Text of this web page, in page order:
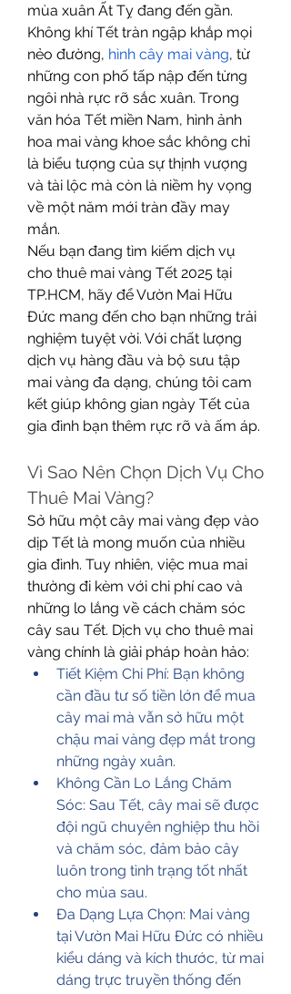
mùa xuân Ất Tỵ đang đến gần.
Không khí Tết tràn ngập khắp mọi
nẻo đường, hình cây mai vàng, từ
những con phố tấp nập đến từng
ngôi nhà rực rỡ sắc xuân. Trong
văn hóa Tết miền Nam, hình ảnh
hoa mai vàng khoe sắc không chỉ
là biểu tượng của sự thịnh vượng
và tài lộc mà còn là niềm hy vọng
về một năm mới tràn đầy may
mắn.
Nếu bạn đang tìm kiếm dịch vụ
cho thuê mai vàng Tết 2025 tại
TP.HCM, hãy để Vườn Mai Hữu
Đức mang đến cho bạn những trải
nghiệm tuyệt vời. Với chất lượng
dịch vụ hàng đầu và bộ sưu tập
mai vàng đa dạng, chúng tôi cam
kết giúp không gian ngày Tết của
gia đình bạn thêm rực rỡ và ấm áp.
Vì Sao Nên Chọn Dịch Vụ Cho
Thuê Mai Vàng?
Sở hữu một cây mai vàng đẹp vào
dịp Tết là mong muốn của nhiều
gia đình. Tuy nhiên, việc mua mai
thường đi kèm với chi phí cao và
những lo lắng về cách chăm sóc
cây sau Tết. Dịch vụ cho thuê mai
vàng chính là giải pháp hoàn hảo:
Tiết Kiệm Chi Phí: Bạn không
cần đầu tư số tiền lớn để mua
cây mai mà vẫn sở hữu một
chậu mai vàng đẹp mắt trong
những ngày xuân.
Không Cần Lo Lắng Chăm
Sóc: Sau Tết, cây mai sẽ được
đội ngũ chuyên nghiệp thu hồi
và chăm sóc, đảm bảo cây
luôn trong tình trạng tốt nhất
cho mùa sau.
Đa Dạng Lựa Chọn: Mai vàng
tại Vườn Mai Hữu Đức có nhiều
kiểu dáng và kích thước, từ mai
dáng trực truyền thống đến